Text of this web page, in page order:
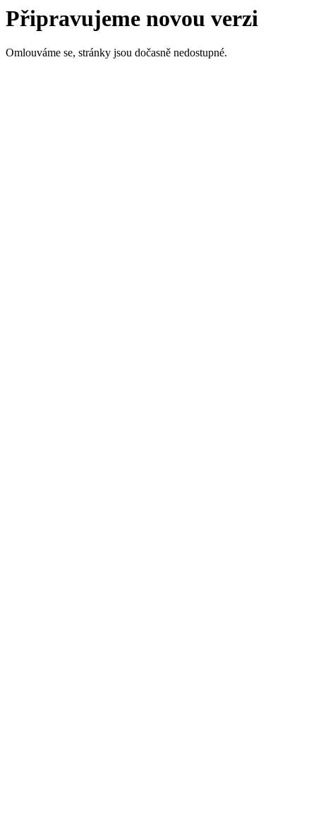
Připravujeme novou verzi
Omlouváme se, stránky jsou dočasně nedostupné.